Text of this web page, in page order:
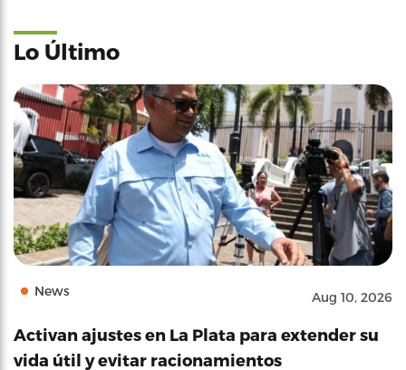
Lo Último
News Aug 10, 2026
Activan ajustes en La Plata para extender su
vida útil y evitar racionamientos